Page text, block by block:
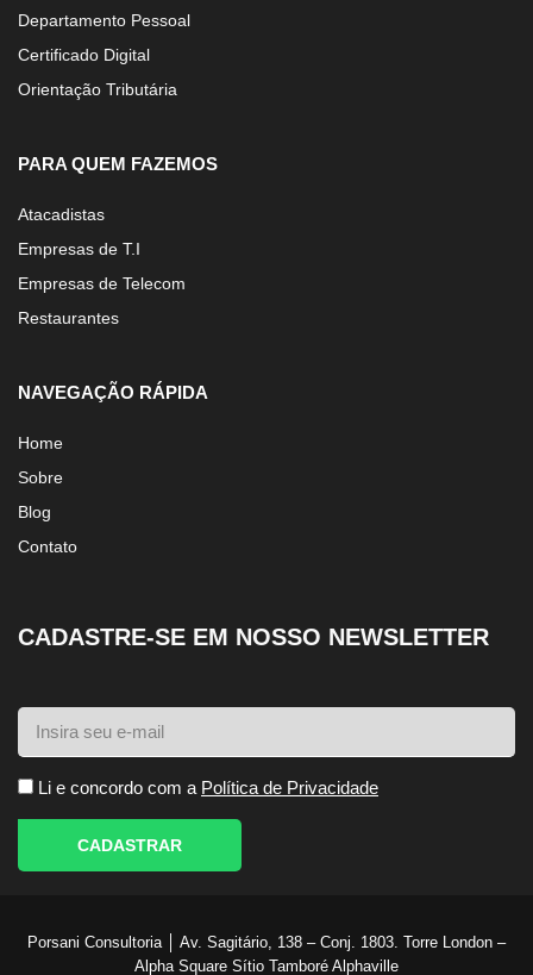
Departamento Pessoal
Certificado Digital
Orientação Tributária
PARA QUEM FAZEMOS
Atacadistas
Empresas de T.I
Empresas de Telecom
Restaurantes
NAVEGAÇÃO RÁPIDA
Home
Sobre
Blog
Contato
CADASTRE-SE EM NOSSO NEWSLETTER
Li e concordo com a Política de Privacidade
CADASTRAR
Porsani Consultoria │ Av. Sagitário, 138 – Conj. 1803. Torre London –
Alpha Square Sítio Tamboré Alphaville